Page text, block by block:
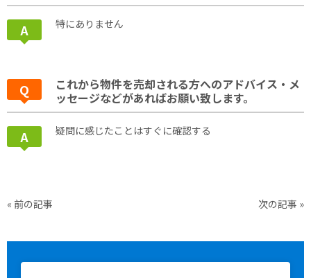
特にありません
これから物件を売却される方へのアドバイス・メ
ッセージなどがあればお願い致します。
疑問に感じたことはすぐに確認する
« 前の記事 次の記事 »